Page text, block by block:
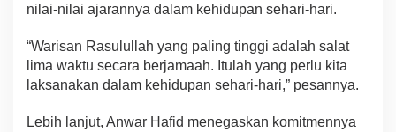
nilai-nilai ajarannya dalam kehidupan sehari-hari.
“Warisan Rasulullah yang paling tinggi adalah salat
lima waktu secara berjamaah. Itulah yang perlu kita
laksanakan dalam kehidupan sehari-hari,” pesannya.
Lebih lanjut, Anwar Hafid menegaskan komitmennya